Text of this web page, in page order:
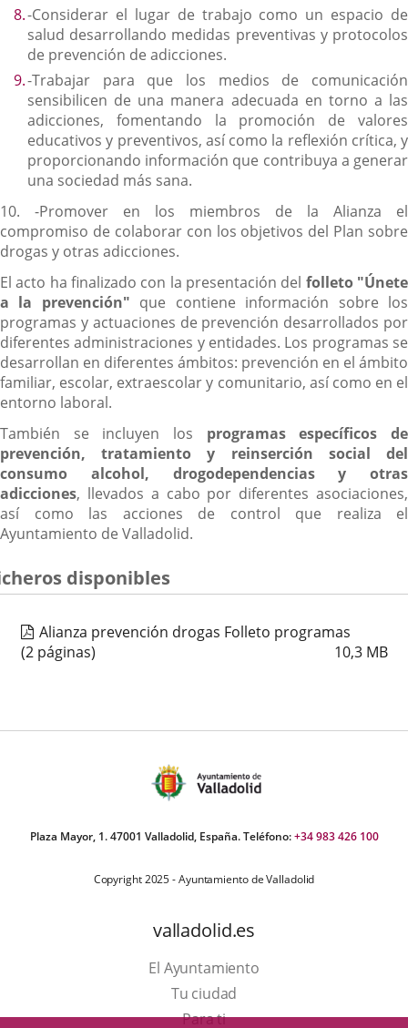
-Considerar el lugar de trabajo como un espacio de
salud desarrollando medidas preventivas y protocolos
de prevención de adicciones.
-Trabajar para que los medios de comunicación
sensibilicen de una manera adecuada en torno a las
adicciones, fomentando la promoción de valores
educativos y preventivos, así como la reflexión crítica, y
proporcionando información que contribuya a generar
una sociedad más sana.
10. -Promover en los miembros de la Alianza el
compromiso de colaborar con los objetivos del Plan sobre
drogas y otras adicciones.
El acto ha finalizado con la presentación del folleto "Únete
a la prevención" que contiene información sobre los
programas y actuaciones de prevención desarrollados por
diferentes administraciones y entidades. Los programas se
desarrollan en diferentes ámbitos: prevención en el ámbito
familiar, escolar, extraescolar y comunitario, así como en el
entorno laboral.
También se incluyen los programas específicos de
prevención, tratamiento y reinserción social del
consumo alcohol, drogodependencias y otras
adicciones, llevados a cabo por diferentes asociaciones,
así como las acciones de control que realiza el
Ayuntamiento de Valladolid.
disponibles
Alianza prevención drogas Folleto programas
10,3 MB
(2 páginas)
Plaza Mayor, 1. 47001 Valladolid, España. Teléfono:+34 983 426 100
Copyright 2025 - Ayuntamiento de Valladolid
valladolid.es
El Ayuntamiento
Tu ciudad
Para ti